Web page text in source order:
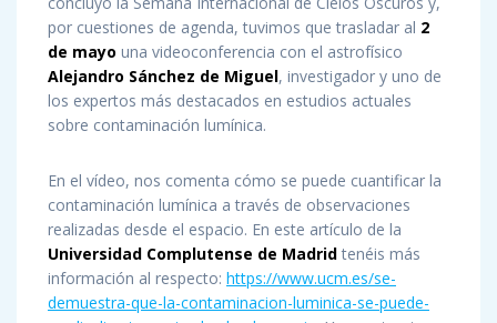
por cuestiones de agenda, tuvimos que trasladar al 2
de mayo una videoconferencia con el astrofísico
Alejandro Sánchez de Miguel, investigador y uno de
los expertos más destacados en estudios actuales
sobre contaminación lumínica.
En el vídeo, nos comenta cómo se puede cuantificar la
contaminación lumínica a través de observaciones
realizadas desde el espacio. En este artículo de la
Universidad Complutense de Madrid tenéis más
información al respecto: https://www.ucm.es/se-
demuestra-que-la-contaminacion-luminica-se-puede-